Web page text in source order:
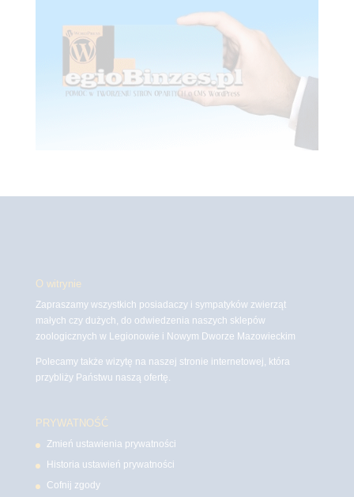
O witrynie
Zapraszamy wszystkich posiadaczy i sympatyków zwierząt
małych czy dużych, do odwiedzenia naszych sklepów
zoologicznych w Legionowie i Nowym Dworze Mazowieckim
Polecamy także wizytę na naszej stronie internetowej, która
przybliży Państwu naszą ofertę.
PRYWATNOŚĆ
Zmień ustawienia prywatności
Historia ustawień prywatności
Cofnij zgody